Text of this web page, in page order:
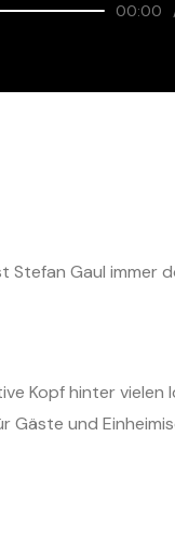
00:00
Stefan Gaul immer
Kopf hinter vielen
Gäste und